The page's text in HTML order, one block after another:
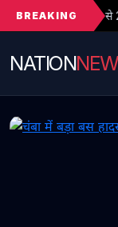
BREAKING
2022 के बीच सेवानिवृत्त
NATION